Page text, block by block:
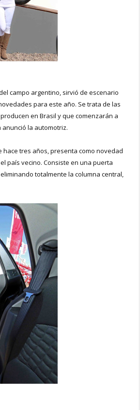
campo argentino, sirvió de escenario
para este año. Se trata de las
en Brasil y que comenzarán a
la automotriz.
hace tres años, presenta como novedad
país vecino. Consiste en una puerta
totalmente la columna central,